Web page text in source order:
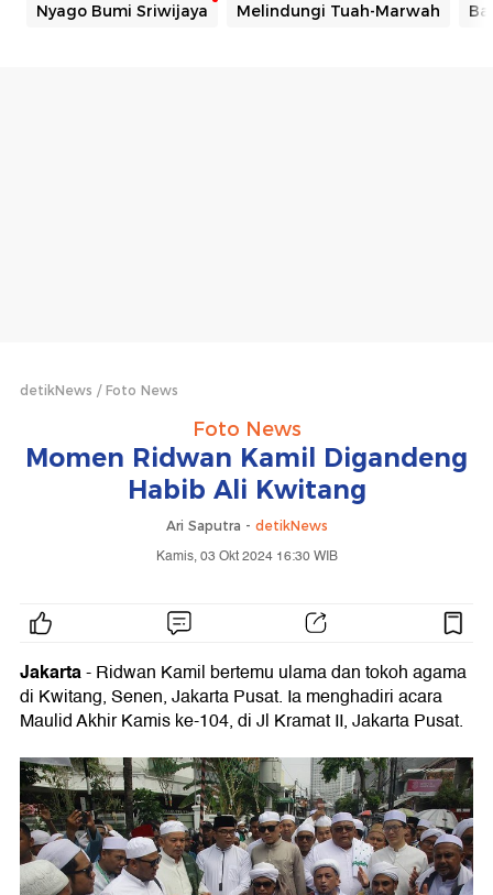
Nyago Bumi Sriwijaya Melindungi Tuah-Marwah
detikNews Foto News
Foto News
Momen Ridwan Kamil Digandeng
Habib Ali Kwitang
Ari Saputra - detikNews
Kamis, 03 Okt 2024 16:30 WIB
Jakarta- Ridwan Kamil bertemu ulama dan tokoh agama
di Kwitang, Senen, Jakarta Pusat. Ia menghadiri acara
Maulid Akhir Kamis ke-104, di Jl Kramat II, Jakarta Pusat.